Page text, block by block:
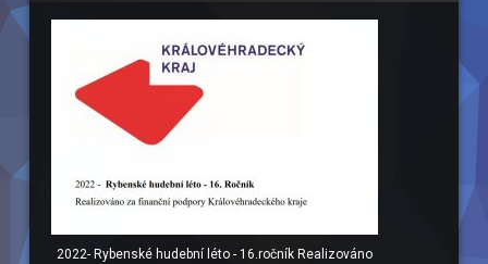
2022- Rybenské hudební léto - 16.ročník Realizováno